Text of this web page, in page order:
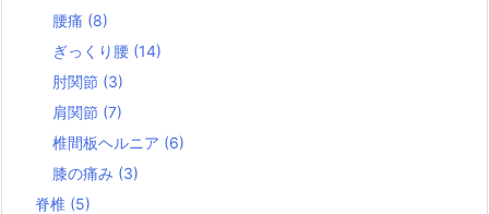
腰痛 (8)
ぎっくり腰 (14)
肘関節 (3)
肩関節 (7)
椎間板ヘルニア (6)
膝の痛み (3)
脊椎 (5)